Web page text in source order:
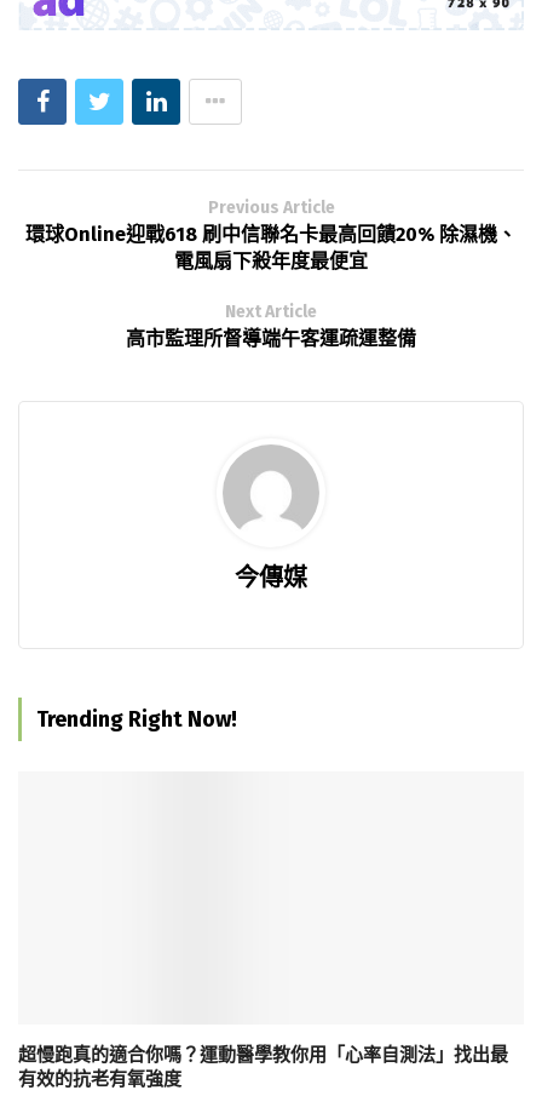
Previous Article
環球Online迎戰618 刷中信聯名卡最高回饋20% 除濕機、
電風扇下殺年度最便宜
Next Article
高市監理所督導端午客運疏運整備
今傳媒
Trending Right Now!
超慢跑真的適合你嗎？運動醫學教你用「心率自測法」找出最
有效的抗老有氧強度